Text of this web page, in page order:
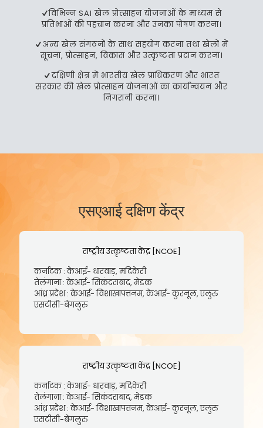
विभिन्न SAI खेल प्रोत्साहन योजनाओं के माध्यम से
प्रतिभाओं की पहचान करना और उनका पोषण करना।
अन्य खेल संगठनों के साथ सहयोग करना तथा खेलों में
सूचना, प्रोत्साहन, विकास और उत्कृष्टता प्रदान करना।
दक्षिणी क्षेत्र में भारतीय खेल प्राधिकरण और भारत
सरकार की खेल प्रोत्साहन योजनाओं का कार्यान्वयन और
निगरानी करना।
एसएआई दक्षिण केंद्र
राष्ट्रीय उत्कृष्टता केंद्र [NCOE]
कर्नाटक : केआई- धारवाड़, मदिकेरी
तेलंगाना : केआई- सिकंदराबाद, मेडक
आंध्र प्रदेश : केआई- विशाखापत्तनम, केआई- कुरनूल, एलुरु
एसटीसी-बेंगलुरु
राष्ट्रीय उत्कृष्टता केंद्र [NCOE]
कर्नाटक : केआई- धारवाड़, मदिकेरी
तेलंगाना : केआई- सिकंदराबाद, मेडक
आंध्र प्रदेश : केआई- विशाखापत्तनम, केआई- कुरनूल, एलुरु
एसटीसी-बेंगलुरु